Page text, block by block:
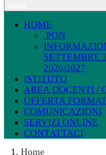
HOME
PON
SETTEMBRE
2026/2027
ISTITUTO
AREA DOCENTI /
OFFERTA
COMUNICAZIONI
SERVIZI ONLINE
CONTATTACI
Home